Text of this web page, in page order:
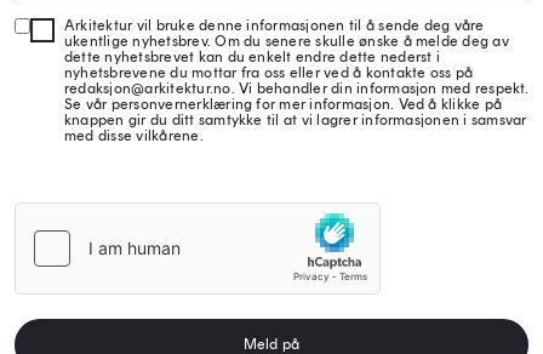
Arkitektur vil bruke denne informasjonen til å sende deg våre
ukentlige nyhetsbrev. Om du senere skulle ønske å melde deg av
dette nyhetsbrevet kan du enkelt endre dette nederst i
nyhetsbrevene du mottar fra oss eller ved å kontakte oss på
redaksjon@arkitektur.no. Vi behandler din informasjon med respekt.
Se vår personvernerklæring for mer informasjon. Ved å klikke på
knappen gir du ditt samtykke til at vi lagrer informasjonen i samsvar
med disse vilkårene.
Meld på